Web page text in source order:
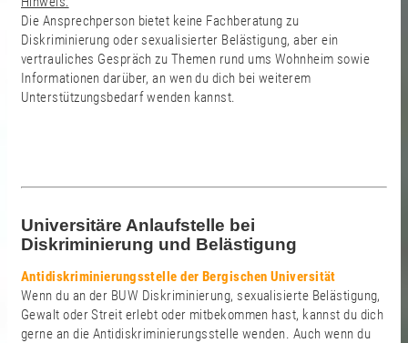
Die Ansprechperson bietet keine Fachberatung zu
Diskriminierung oder sexualisierter Belästigung, aber ein
vertrauliches Gespräch zu Themen rund ums Wohnheim sowie
Informationen darüber, an wen du dich bei weiterem
Unterstützungsbedarf wenden kannst.
Universitäre Anlaufstelle bei
Diskriminierung und Belästigung
Antidiskriminierungsstelle der Bergischen Universität
Wenn du an der BUW Diskriminierung, sexualisierte Belästigung,
Gewalt oder Streit erlebt oder mitbekommen hast, kannst du dich
gerne an die Antidiskriminierungsstelle wenden. Auch wenn du